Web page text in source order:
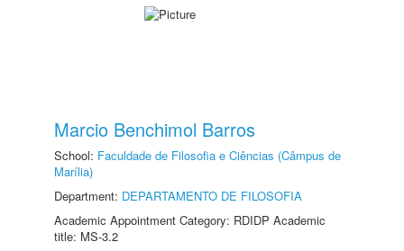
Marcio Benchimol Barros
School: Faculdade de Filosofia e Ciências (Câmpus de
Marília)
Department: DEPARTAMENTO DE FILOSOFIA
Academic Appointment Category: RDIDP Academic
title: MS-3.2